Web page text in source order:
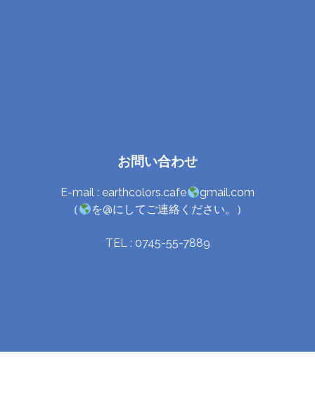
お問い合わせ
E-mail : earthcolors.cafe
gmail.com
（
を@にしてご連絡ください。）
TEL : 0745-55-7889